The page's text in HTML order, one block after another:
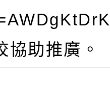
協助推廣。